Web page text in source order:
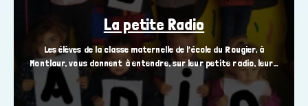
La petite Radio
Les élèves de la classe maternelle de l’école du Rougier, à
Montlaur, vous donnent à entendre, sur leur petite radio, leur…